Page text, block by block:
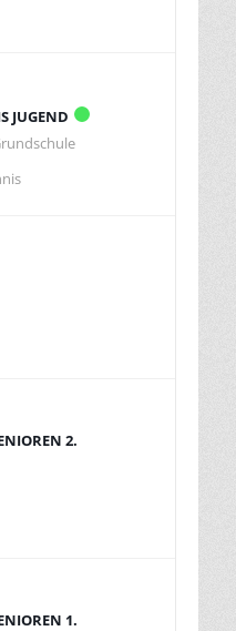
JUGEND
2.
1.